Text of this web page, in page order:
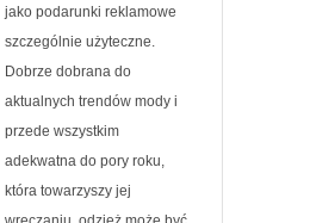
jako podarunki reklamowe
szczególnie użyteczne.
Dobrze dobrana do
aktualnych trendów mody i
przede wszystkim
adekwatna do pory roku,
która towarzyszy jej